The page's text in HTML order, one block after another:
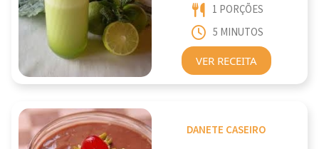
1 PORÇÕES
5 MINUTOS
VER RECEITA
DANETE CASEIRO